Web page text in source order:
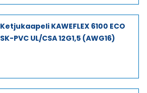
Ketjukaapeli KAWEFLEX 6100 ECO
SK-PVC UL/CSA 12G1,5 (AWG16)